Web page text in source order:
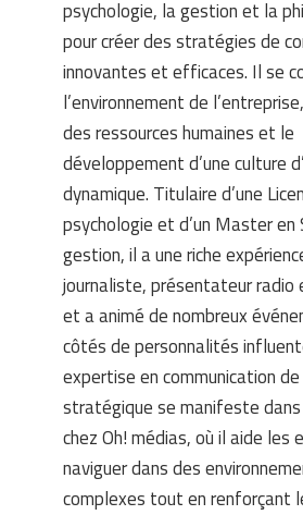
psychologie, la gestion et la
pour créer des stratégies de
innovantes et efficaces. Il se
l’environnement de
des ressources humaines et le
développement d’une culture
dynamique. Titulaire d’une
psychologie et d’un Master en
gestion, il a une riche
journaliste, présentateur radio
et a animé de nombreux
côtés de personnalités
expertise en communication
stratégique se manifeste
chez Oh! médias, où il aide les
naviguer dans des
complexes tout en renforçant